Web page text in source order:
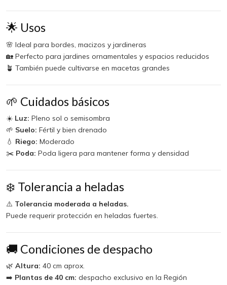
🌟 Usos
🌸 Ideal para bordes, macizos y jardineras
🏡 Perfecto para jardines ornamentales y espacios reducidos
🪴 También puede cultivarse en macetas grandes
🌱 Cuidados básicos
☀️ Luz: Pleno sol o semisombra
🌱 Suelo: Fértil y bien drenado
💧 Riego: Moderado
✂️ Poda: Poda ligera para mantener forma y densidad
❄️ Tolerancia a heladas
⚠️ Tolerancia moderada a heladas.
Puede requerir protección en heladas fuertes.
🚚 Condiciones de despacho
🌿 Altura: 40 cm aprox.
➡️ Plantas de 40 cm: despacho exclusivo en la Región